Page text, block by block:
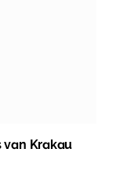
van Krakau